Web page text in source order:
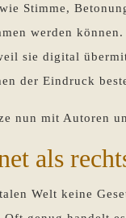
Stimme,
werden
sie digital
der Eindruck
nun mit Autoren
als
Welt keine